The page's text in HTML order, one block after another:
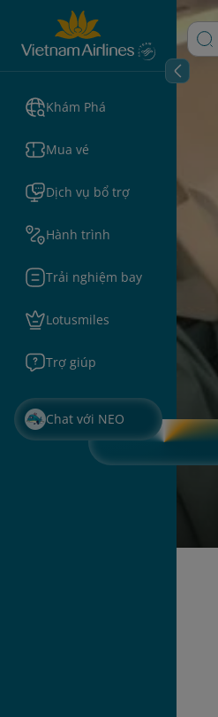
Khám Phá
Mua vé
Dịch vụ bổ trợ
Hành trình
Trải nghiệm bay
Lotusmiles
Trợ giúp
Chat với NEO